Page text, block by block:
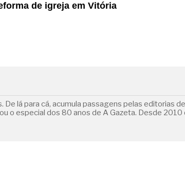
de igreja em Vitória
lá para cá, acumula passagens pelas editorias
o especial dos 80 anos de A Gazeta. Desde